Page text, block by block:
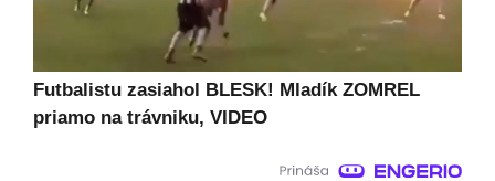
Futbalistu zasiahol BLESK! Mladík ZOMREL
priamo na trávniku, VIDEO